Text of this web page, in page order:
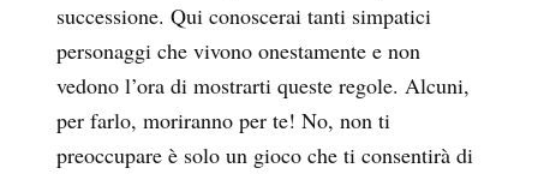
successione. Qui conoscerai tanti simpatici
personaggi che vivono onestamente e non
vedono l’ora di mostrarti queste regole. Alcuni,
per farlo, moriranno per te! No, non ti
preoccupare è solo un gioco che ti consentirà di